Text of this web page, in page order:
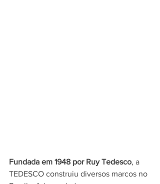
Fundada em 1948 por Ruy Tedesco, a
TEDESCO construiu diversos marcos no